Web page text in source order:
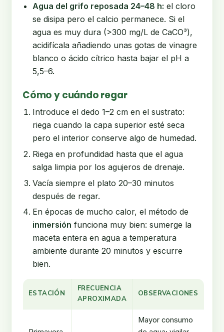
Agua del grifo reposada 24–48 h: el cloro
se disipa pero el calcio permanece. Si el
agua es muy dura (>300 mg/L de CaCO³),
acidifícala añadiendo unas gotas de vinagre
blanco o ácido cítrico hasta bajar el pH a
5,5–6.
Cómo y cuándo regar
Introduce el dedo 1–2 cm en el sustrato:
riega cuando la capa superior esté seca
pero el interior conserve algo de humedad.
Riega en profundidad hasta que el agua
salga limpia por los agujeros de drenaje.
Vacía siempre el plato 20–30 minutos
después de regar.
En épocas de mucho calor, el método de
inmersión funciona muy bien: sumerge la
maceta entera en agua a temperatura
ambiente durante 20 minutos y escurre
bien.
ESTACIÓN
FRECUENCIA
APROXIMADA
OBSERVACIONES
Mayor consumo